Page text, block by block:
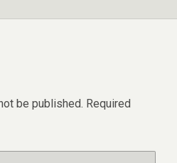
be published. Required